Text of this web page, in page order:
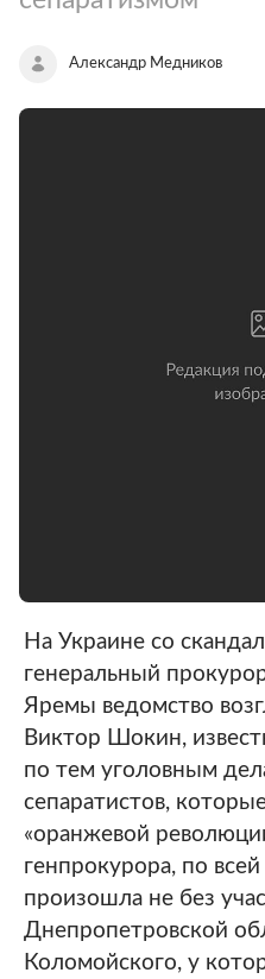
Александр Медников
На Украине со
генеральный
Яремы ведомство
Виктор Шокин,
по тем уголовным
сепаратистов,
«оранжевой
генпрокурора, по
произошла не без
Днепропетровской
Коломойского, у